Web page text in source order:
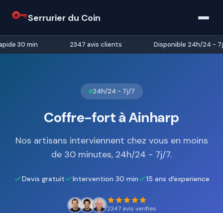
Serrurier du Coin
30 min 2347 avis clients Disponible 24h/24 -
24h/24 - 7j/7
Coffre-fort à Ainharp
Nos artisans interviennent chez vous en moins
de 30 minutes, 24h/24 - 7j/7.
Devis gratuit Intervention 30 min 15 ans d'experience
2347 avis verifies